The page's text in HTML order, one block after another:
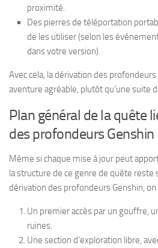
proximité.
Des pierres de téléportation
de les utiliser (selon les
dans votre version).
Avec cela, la dérivation des
aventure agréable, plutôt qu’une suite
Plan général de la quête
des profondeurs Genshin
Même si chaque mise à jour peut
la structure de ce genre de quête reste
dérivation des profondeurs Genshin,
Un premier accès par un gouffre,
ruines.
Une section d’exploration libre,